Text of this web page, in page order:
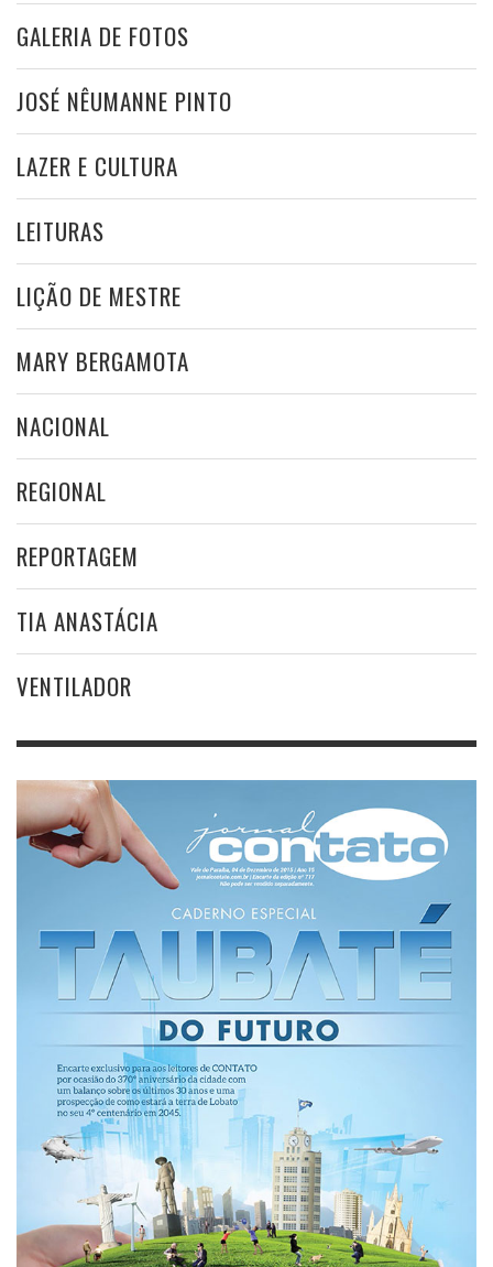
GALERIA DE FOTOS
JOSÉ NÊUMANNE PINTO
LAZER E CULTURA
LEITURAS
LIÇÃO DE MESTRE
MARY BERGAMOTA
NACIONAL
REGIONAL
REPORTAGEM
TIA ANASTÁCIA
VENTILADOR